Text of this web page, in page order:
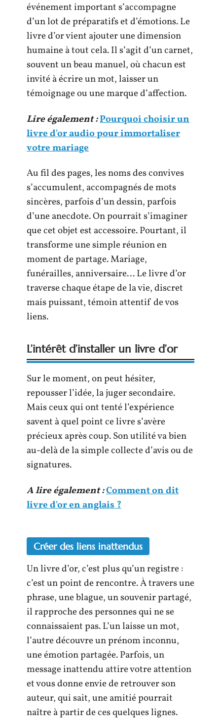
événement important s’accompagne
d’un lot de préparatifs et d’émotions. Le
livre d’or vient ajouter une dimension
humaine à tout cela. Il s’agit d’un carnet,
souvent un beau manuel, où chacun est
invité à écrire un mot, laisser un
témoignage ou une marque d’affection.
Lire également :Pourquoi choisir un
livre d'or audio pour immortaliser
votre mariage
Au fil des pages, les noms des convives
s’accumulent, accompagnés de mots
sincères, parfois d’un dessin, parfois
d’une anecdote. On pourrait s’imaginer
que cet objet est accessoire. Pourtant, il
transforme une simple réunion en
moment de partage. Mariage,
funérailles, anniversaire… Le livre d’or
traverse chaque étape de la vie, discret
mais puissant, témoin attentif de vos
liens.
L’intérêt d’installer un livre d’or
Sur le moment, on peut hésiter,
repousser l’idée, la juger secondaire.
Mais ceux qui ont tenté l’expérience
savent à quel point ce livre s’avère
précieux après coup. Son utilité va bien
au-delà de la simple collecte d’avis ou de
signatures.
A lire également :Comment on dit
livre d'or en anglais ?
Créer des liens inattendus
Un livre d’or, c’est plus qu’un registre :
c’est un point de rencontre. À travers une
phrase, une blague, un souvenir partagé,
il rapproche des personnes qui ne se
connaissaient pas. L’un laisse un mot,
l’autre découvre un prénom inconnu,
une émotion partagée. Parfois, un
message inattendu attire votre attention
et vous donne envie de retrouver son
auteur, qui sait, une amitié pourrait
naître à partir de ces quelques lignes.